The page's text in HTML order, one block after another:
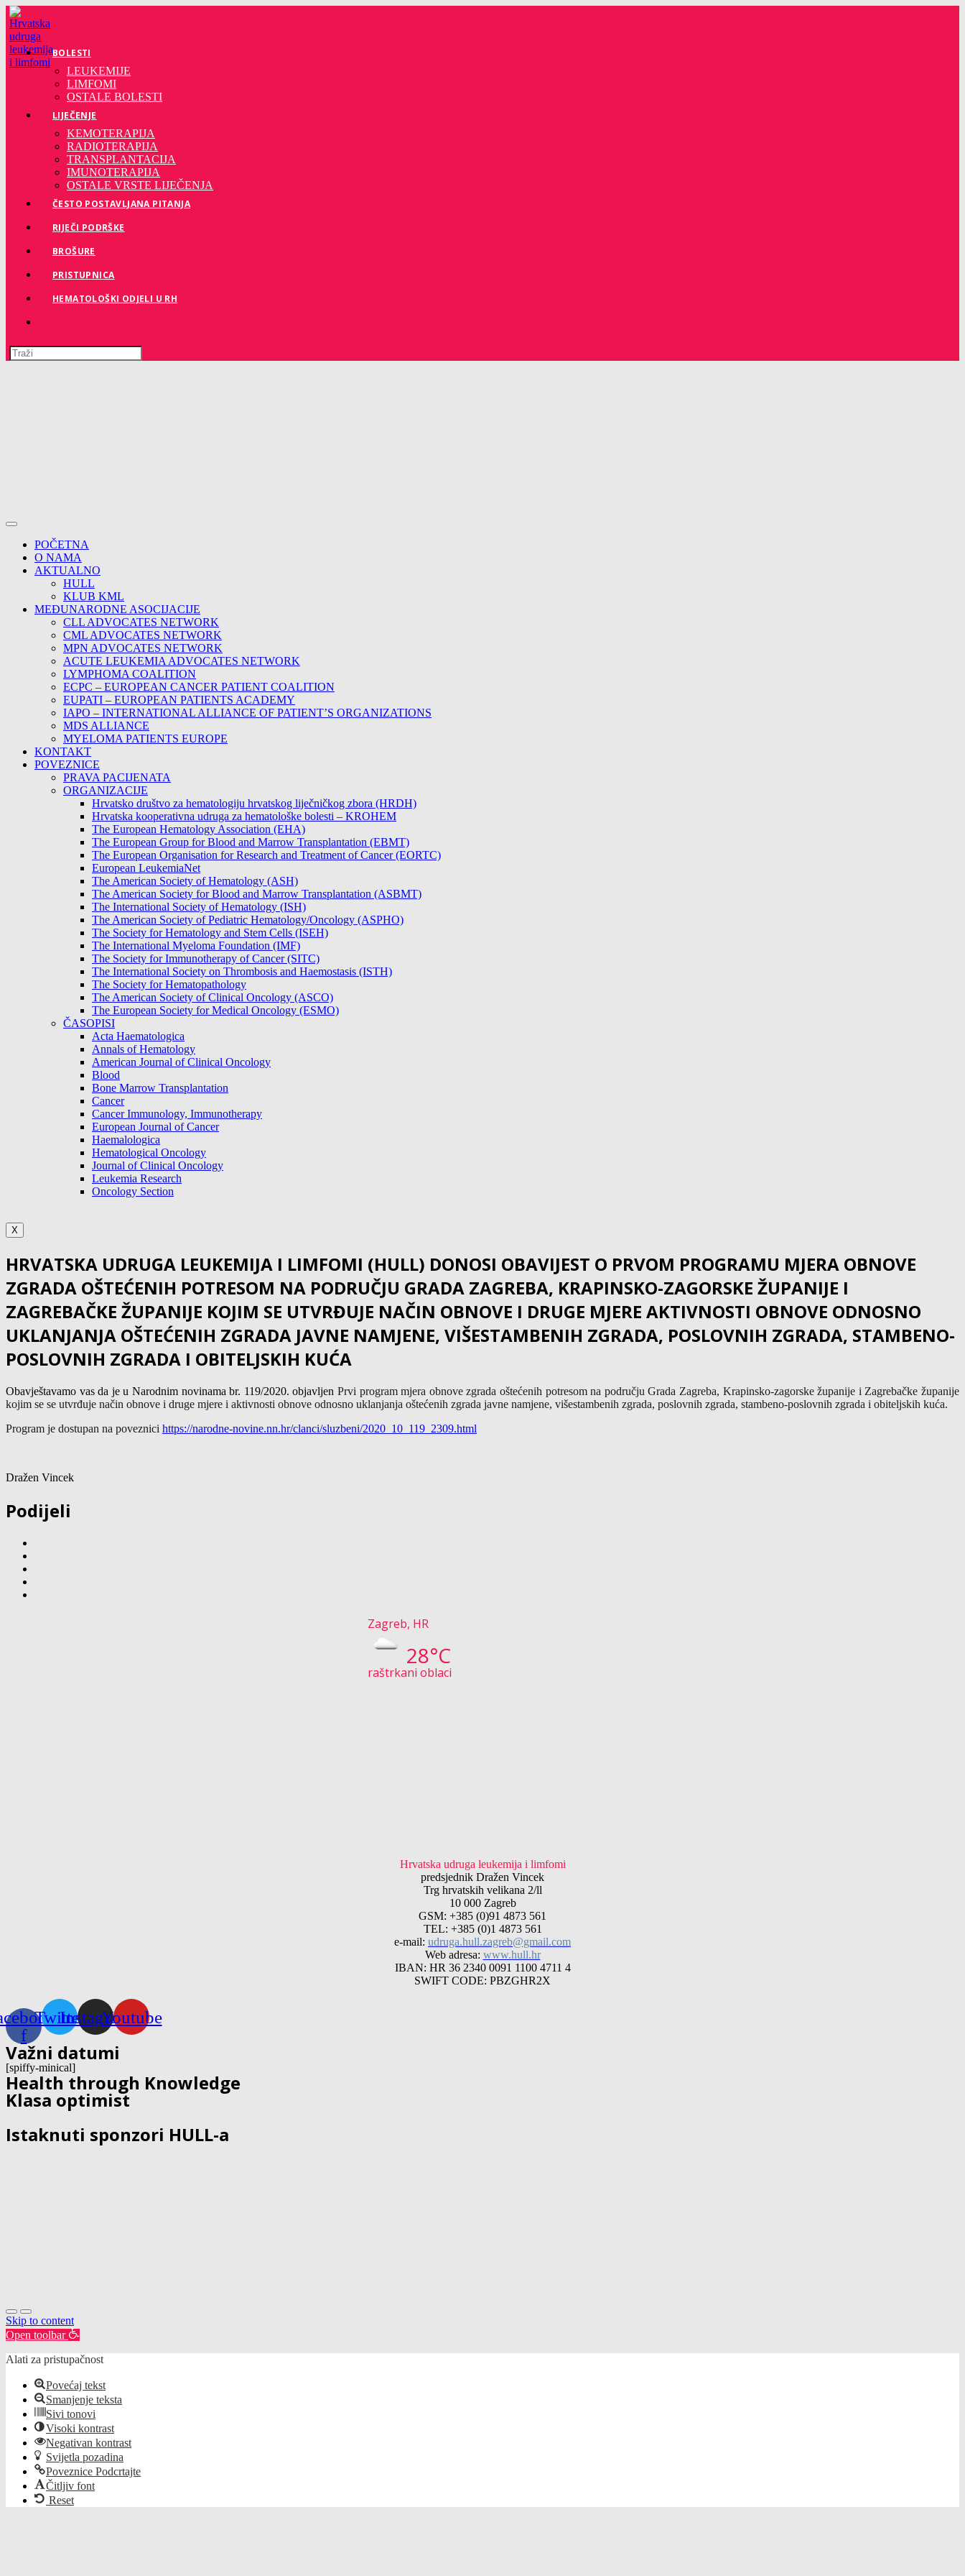
Preskoči
na
sadržaj
BOLESTI
LEUKEMIJE
LIMFOMI
OSTALE BOLESTI
LIJEČENJE
KEMOTERAPIJA
RADIOTERAPIJA
TRANSPLANTACIJA
IMUNOTERAPIJA
OSTALE VRSTE LIJEČENJA
ČESTO POSTAVLJANA PITANJA
RIJEČI PODRŠKE
BROŠURE
PRISTUPNICA
HEMATOLOŠKI ODJELI U RH
Pretražite
ovu
POČETNA
O NAMA
AKTUALNO
HULL
KLUB KML
MEĐUNARODNE ASOCIJACIJE
CLL ADVOCATES NETWORK
CML ADVOCATES NETWORK
MPN ADVOCATES NETWORK
ACUTE LEUKEMIA ADVOCATES NETWORK
LYMPHOMA COALITION
ECPC – EUROPEAN CANCER PATIENT COALITION
EUPATI – EUROPEAN PATIENTS ACADEMY
IAPO – INTERNATIONAL ALLIANCE OF PATIENT’S ORGANIZATIONS
MDS ALLIANCE
MYELOMA PATIENTS EUROPE
KONTAKT
POVEZNICE
PRAVA PACIJENATA
ORGANIZACIJE
Hrvatsko društvo za hematologiju hrvatskog liječničkog zbora (HRDH)
Hrvatska kooperativna udruga za hematološke bolesti – KROHEM
The European Hematology Association (EHA)
The European Group for Blood and Marrow Transplantation (EBMT)
The European Organisation for Research and Treatment of Cancer (EORTC)
European LeukemiaNet
The American Society of Hematology (ASH)
The American Society for Blood and Marrow Transplantation (ASBMT)
The International Society of Hematology (ISH)
The American Society of Pediatric Hematology/Oncology (ASPHO)
The Society for Hematology and Stem Cells (ISEH)
The International Myeloma Foundation (IMF)
The Society for Immunotherapy of Cancer (SITC)
The International Society on Thrombosis and Haemostasis (ISTH)
The Society for Hematopathology
The American Society of Clinical Oncology (ASCO)
The European Society for Medical Oncology (ESMO)
ČASOPISI
Acta Haematologica
Annals of Hematology
American Journal of Clinical Oncology
Blood
Bone Marrow Transplantation
Cancer
Cancer Immunology, Immunotherapy
European Journal of Cancer
Haemalologica
Hematological Oncology
Journal of Clinical Oncology
Leukemia Research
Oncology Section
X
HRVATSKA UDRUGA LEUKEMIJA I LIMFOMI (HULL) DONOSI OBAVIJEST O PRVOM PROGRAMU MJERA OBNOVE
ZGRADA OŠTEĆENIH POTRESOM NA PODRUČJU GRADA ZAGREBA, KRAPINSKO-ZAGORSKE ŽUPANIJE I
ZAGREBAČKE ŽUPANIJE KOJIM SE UTVRĐUJE NAČIN OBNOVE I DRUGE MJERE AKTIVNOSTI OBNOVE ODNOSNO
UKLANJANJA OŠTEĆENIH ZGRADA JAVNE NAMJENE, VIŠESTAMBENIH ZGRADA, POSLOVNIH ZGRADA, STAMBENO-
POSLOVNIH ZGRADA I OBITELJSKIH KUĆA
Obavještavamo vas da je u Narodnim novinama br. 119/2020. objavljen Prvi program mjera obnove zgrada oštećenih potresom na području Grada Zagreba, Krapinsko-zagorske županije i Zagrebačke županije
kojim se se utvrđuje način obnove i druge mjere i aktivnosti obnove odnosno uklanjanja oštećenih zgrada javne namjene, višestambenih zgrada, poslovnih zgrada, stambeno-poslovnih zgrada i obiteljskih kuća.
Program je dostupan na poveznici https://narodne-novine.nn.hr/clanci/sluzbeni/2020_10_119_2309.html
Dražen Vincek
Podijeli
Zagreb, HR
28°C
raštrkani oblaci
Hrvatska udruga leukemija i limfomi
predsjednik Dražen Vincek
Trg hrvatskih velikana 2/ll
10 000 Zagreb
GSM: +385 (0)91 4873 561
TEL: +385 (0)1 4873 561
e-mail: udruga.hull.zagreb@gmail.com
Web adresa: www.hull.hr
IBAN: HR 36 2340 0091 1100 4711 4
SWIFT CODE: PBZGHR2X
f
TwitterInstagramYoutube
Važni datumi
[spiffy-minical]
Health through Knowledge
Klasa optimist
Istaknuti sponzori HULL-a
Skip to content
Open toolbar
Alati za pristupačnost
Povećaj tekst
Smanjenje teksta
Sivi tonovi
Visoki kontrast
Negativan kontrast
Svijetla pozadina
Poveznice Podcrtajte
Čitljiv font
Reset